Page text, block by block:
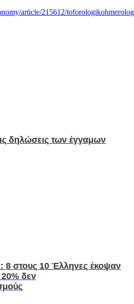
article/215612/
δηλώσεις των έγγαμων
8 στους 10 Έλληνες έκοψαν
δεν